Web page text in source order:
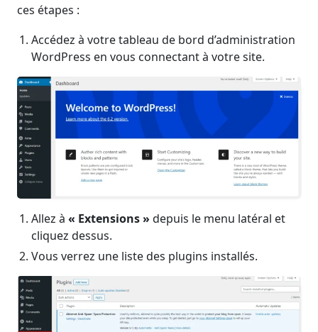
ces étapes :
Accédez à votre tableau de bord d’administration
WordPress en vous connectant à votre site.
Allez à « Extensions » depuis le menu latéral et
cliquez dessus.
Vous verrez une liste des plugins installés.